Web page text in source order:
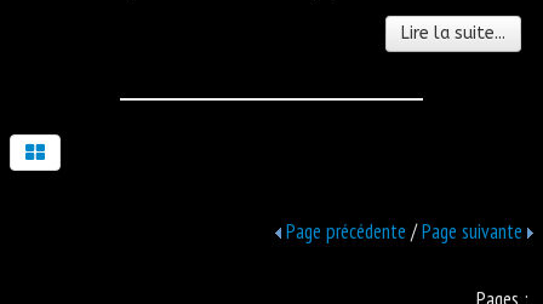
Lire la suite...
Page précédente /Page suivante